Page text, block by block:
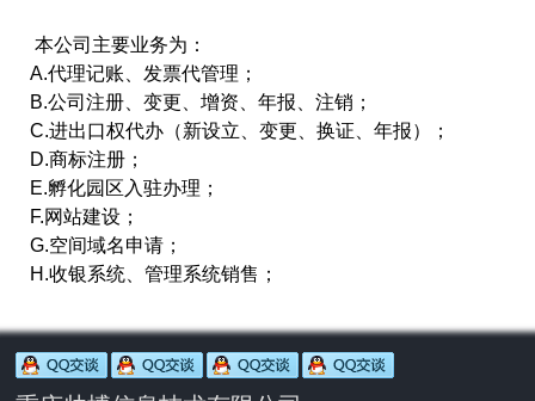
本公司主要业务为：
A.代理记账、发票代管理；
B.公司注册、变更、增资、年报、注销；
C.进出口权代办（新设立、变更、换证、年报）；
D.商标注册；
E.孵化园区入驻办理；
F.网站建设；
G.空间域名申请；
H.收银系统、管理系统销售；